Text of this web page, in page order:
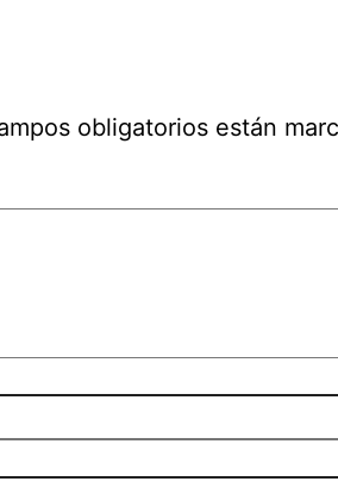
obligatorios están